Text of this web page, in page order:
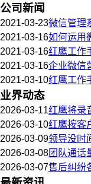
公司新闻
2021-03-23微信管理
2021-03-16如何运用
2021-03-16红鹰工作
2021-03-16企业微信
2021-03-10红鹰工作
业界动态
2026-03-11红鹰将录
2026-03-10红鹰按客
2026-03-09领导没时
2026-03-08团队通话
2026-03-07售后纠纷